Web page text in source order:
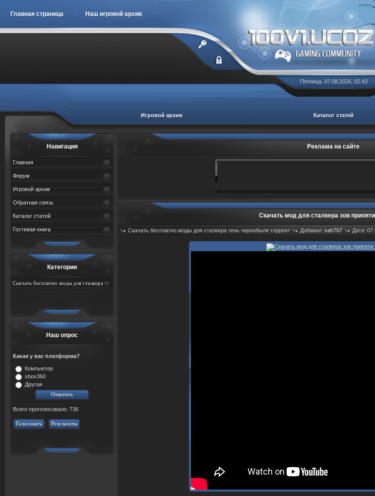
Главная страница Наш игровой архив
Пятница, 07.08.2026, 02:43
Игровой архив Каталог статей
Навигация
Главная
Форум
Игровой архив
Обратная связь
Каталог статей
Гостевая книга
Категории
Скачать бесплатно моды для сталкера
Наш опрос
Какая у вас платформа?
Компьютер
xbox360
Другая
Всего проголосовало: 736
Голосовать Результаты
Реклама на сайте
Скачать мод для сталкера зов
Скачать бесплатно моды для сталкера тень чернобыля торрент Добавил: sah767 Дата: